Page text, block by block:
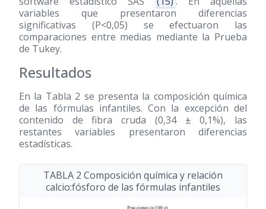
variables que presentaron diferencias
significativas (P<0,05) se efectuaron las
comparaciones entre medias mediante la Prueba
de Tukey.
Resultados
En la Tabla 2 se presenta la composición química
de las fórmulas infantiles. Con la excepción del
contenido de fibra cruda (0,34 ± 0,1%), las
restantes variables presentaron diferencias
estadísticas.
TABLA 2 Composición química y relación
calcio:fósforo de las fórmulas infantiles